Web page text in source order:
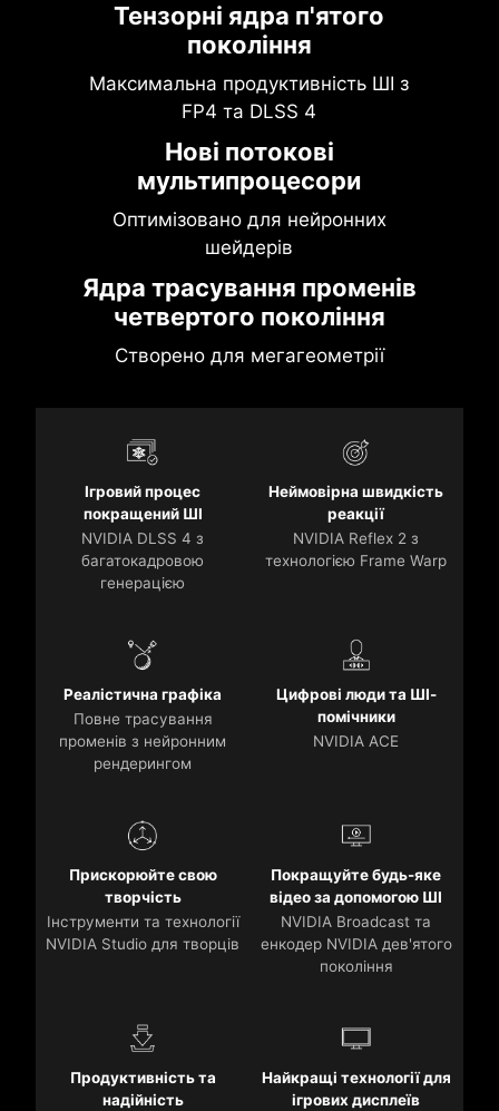
Тензорні ядра п'ятого
покоління
Максимальна продуктивність ШІ з
FP4 та DLSS 4
Нові потокові
мультипроцесори
Оптимізовано для нейронних
шейдерів
Ядра трасування променів
четвертого покоління
Створено для мегагеометрії
Ігровий процес
покращений ШІ
NVIDIA DLSS 4 з
багатокадровою
генерацією
Неймовірна швидкість
реакції
NVIDIA Reflex 2 з
технологією Frame Warp
Реалістична графіка
Повне трасування
променів з нейронним
рендерингом
Цифрові люди та ШІ-
помічники
NVIDIA ACE
Прискорюйте свою
творчість
Інструменти та технології
NVIDIA Studio для творців
Покращуйте будь-яке
відео за допомогою ШІ
NVIDIA Broadcast та
енкодер NVIDIA дев'ятого
покоління
Продуктивність та
надійність
Найкращі технології для
ігрових дисплеїв